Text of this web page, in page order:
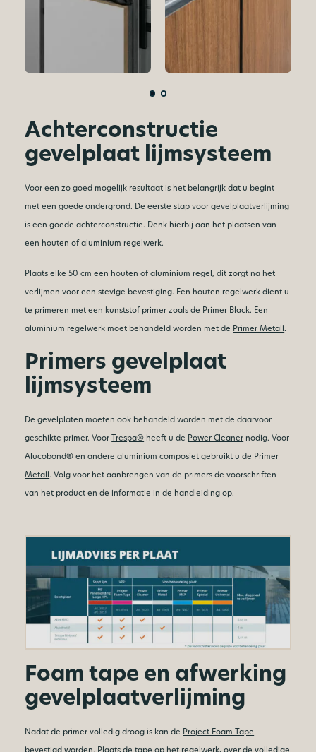
Achterconstructie
gevelplaat lijmsysteem
Voor een zo goed mogelijk resultaat is het belangrijk dat u begint
met een goede ondergrond. De eerste stap voor gevelplaatverlijming
is een goede achterconstructie. Denk hierbij aan het plaatsen van
een houten of aluminium regelwerk.
Plaats elke 50 cm een houten of aluminium regel, dit zorgt na het
verlijmen voor een stevige bevestiging. Een houten regelwerk dient u
te primeren met een kunststof primer zoals de Primer Black. Een
aluminium regelwerk moet behandeld worden met de Primer Metall.
Primers gevelplaat
lijmsysteem
De gevelplaten moeten ook behandeld worden met de daarvoor
geschikte primer. VoorTrespa® heeft u de Power Cleaner nodig. Voor
Alucobond® en andere aluminium composiet gebruikt u de Primer
Metall. Volg voor het aanbrengen van de primers de voorschriften
van het product en de informatie in de handleiding op.
Foam tape en afwerking
gevelplaatverlijming
Nadat de primer volledig droog is kan de Project Foam Tape
bevestigd worden. Plaats de tape op het regelwerk, over de volledige